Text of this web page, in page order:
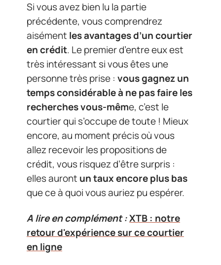
Si vous avez bien lu la partie
précédente, vous comprendrez
aisément les avantages d’un courtier
en crédit. Le premier d’entre eux est
très intéressant si vous êtes une
personne très prise : vous gagnez un
temps considérable à ne pas faire les
recherches vous-même, c’est le
courtier qui s’occupe de toute ! Mieux
encore, au moment précis où vous
allez recevoir les propositions de
crédit, vous risquez d’être surpris :
elles auront un taux encore plus bas
que ce à quoi vous auriez pu espérer.
A lire en complément :XTB : notre
retour d'expérience sur ce courtier
en ligne